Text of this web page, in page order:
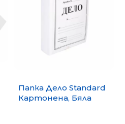
Папка Дело Standard
Картонена, Бяла